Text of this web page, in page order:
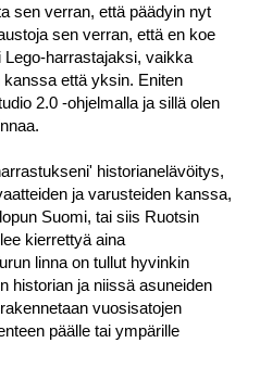
sen verran, että päädyin nyt
sen verran, että en koe
harrastajaksi, vaikka
että yksin. Eniten
2.0 -ohjelmalla ja sillä olen
historianelävöitys,
ja varusteiden kanssa,
Suomi, tai siis Ruotsin
kierrettyä aina
linna on tullut hyvinkin
historian ja niissä asuneiden
vuosisatojen
päälle tai ympärille